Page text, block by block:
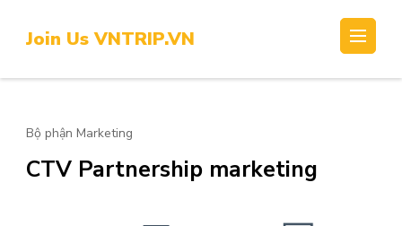
(Press
Join Us VNTRIP.VN
Bộ phận Marketing
CTV Partnership marketing